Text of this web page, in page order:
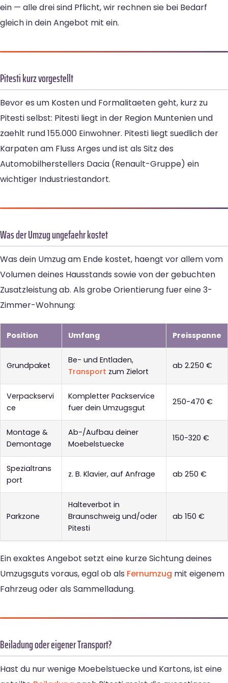
ein — alle drei sind Pflicht, wir rechnen sie bei Bedarf
gleich in dein Angebot mit ein.
Pitesti kurz vorgestellt
Bevor es um Kosten und Formalitaeten geht, kurz zu
Pitesti selbst: Pitesti liegt in der Region Muntenien und
zaehlt rund 155.000 Einwohner. Pitesti liegt suedlich der
Karpaten am Fluss Arges und ist als Sitz des
Automobilherstellers Dacia (Renault-Gruppe) ein
wichtiger Industriestandort.
Was der Umzug ungefaehr kostet
Was dein Umzug am Ende kostet, haengt vor allem vom
Volumen deines Hausstands sowie von der gebuchten
Zusatzleistung ab. Als grobe Orientierung fuer eine 3-
Zimmer-Wohnung:
Position Umfang Preisspanne
Grundpaket
Be- und Entladen,
Transport zum Zielort
ab 2.250 €
Verpackservi
ce
Kompletter Packservice
fuer dein Umzugsgut
250-470 €
Montage &
Demontage
Ab-/Aufbau deiner
Moebelstuecke
150-320 €
Spezialtrans
port
z. B. Klavier, auf Anfrage ab 250 €
Parkzone
Halteverbot in
Braunschweig und/oder
Pitesti
ab 150 €
Ein exaktes Angebot setzt eine kurze Sichtung deines
Umzugsguts voraus, egal ob als Fernumzug mit eigenem
Fahrzeug oder als Sammelladung.
Beiladung oder eigener Transport?
Hast du nur wenige Moebelstuecke und Kartons, ist eine